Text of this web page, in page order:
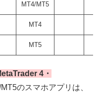
MT4/MT5
MT4
MT5
4・
のスマホアプリは、